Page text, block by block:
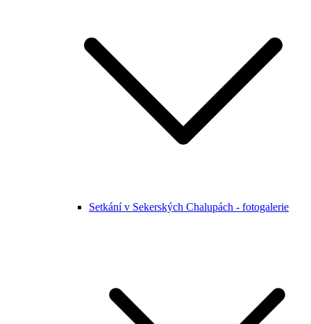
Setkání v Sekerských Chalupách - fotogalerie